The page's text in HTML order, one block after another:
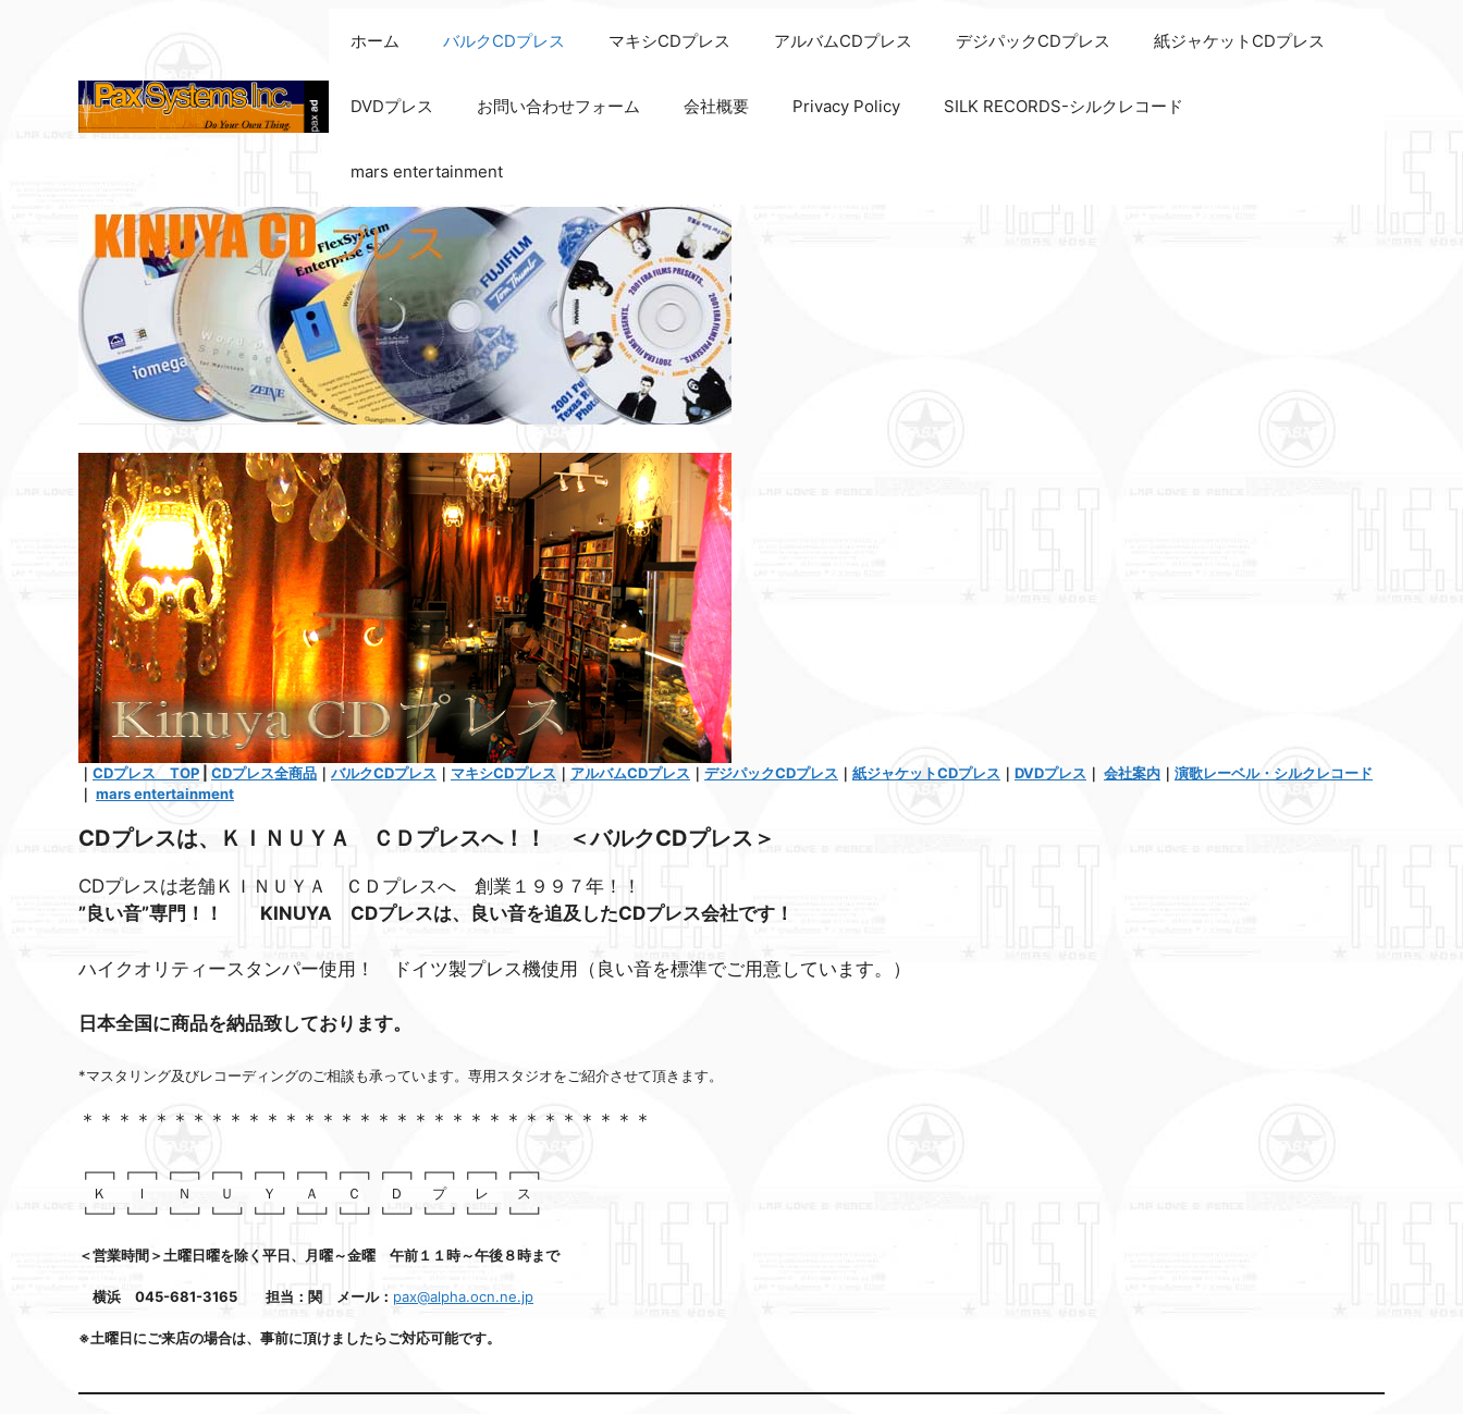
ホーム バルクCDプレス マキシCDプレス アルバムCDプレス デジパックCDプレス 紙ジャケットCDプレス
DVDプレス お問い合わせフォーム 会社概要 Privacy Policy SILK RECORDS-シルクレコード
mars entertainment
｜ CDプレス TOP CDプレス全商品 ｜ バルクCDプレス ｜ マキシCDプレス ｜ アルバムCDプレス ｜ デジパックCDプレス ｜ 紙ジャケットCDプレス ｜ DVDプレス ｜ 会社案内 ｜ 演歌レーベル・シルクレコード
｜ mars entertainment
CDプレスは、ＫＩＮＵＹＡ ＣＤプレスへ！！ ＜バルクCDプレス＞
CDプレスは老舗ＫＩＮＵＹＡ ＣＤプレスへ 創業１９９７年！！
”良い音”専門！！ KINUYA CDプレスは、良い音を追及したCDプレス会社です！
ハイクオリティースタンパー使用！ ドイツ製プレス機使用（良い音を標準でご用意しています。）
日本全国に商品を納品致しております。
*マスタリング及びレコーディングのご相談も承っています。専用スタジオをご紹介させて頂きます。
＊＊＊＊＊＊＊＊＊＊＊＊＊＊＊＊＊＊＊＊＊＊＊＊＊＊＊＊＊＊＊
┏━┓┏━┓┏━┓┏━┓┏━┓┏━┓┏━┓┏━┓┏━┓┏━┓┏━┓
Ｋ Ｉ Ｎ Ｕ Ｙ Ａ Ｃ Ｄ プ レ ス
┗━┛┗━┛┗━┛┗━┛┗━┛┗━┛┗━┛┗━┛┗━┛┗━┛┗━┛
＜営業時間＞土曜日曜を除く平日、月曜～金曜 午前１１時～午後８時まで
横浜 045-681-3165 担当：関 メール： pax@alpha.ocn.ne.jp
※土曜日にご来店の場合は、事前に頂けましたらご対応可能です。